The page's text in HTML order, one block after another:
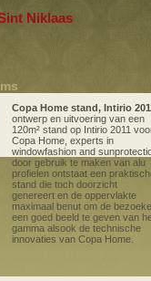
Niklaas
Copa Home stand, Intirio
ontwerp en uitvoering van een
120m² stand op Intirio 2011
Copa Home, experts in
windowfashion and
door gebruik te maken van alu
profielen ontstaat een
stand die toch doorzicht
genereert en de oppervlakte
maximaal benut om de
een goed beeld te geven van
gamma alsook de technische
innovaties van Copa Home.